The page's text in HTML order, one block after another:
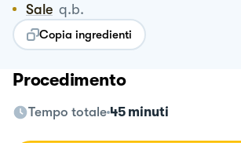
Sale q.b.
Copia ingredienti
Procedimento
Tempo totale 45 minuti